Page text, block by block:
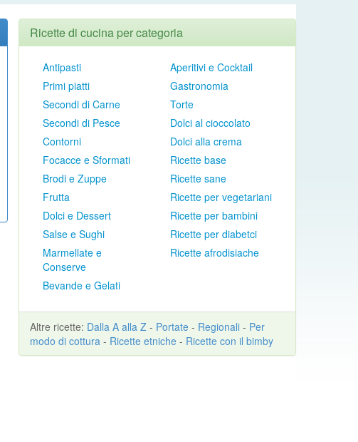
Ricette di cucina per categoria
Antipasti
Primi piatti
Secondi di Carne
Secondi di Pesce
Contorni
Focacce e Sformati
Brodi e Zuppe
Frutta
Dolci e Dessert
Salse e Sughi
Marmellate e
Conserve
Bevande e Gelati
Aperitivi e Cocktail
Gastronomia
Torte
Dolci al cioccolato
Dolci alla crema
Ricette base
Ricette sane
Ricette per vegetariani
Ricette per bambini
Ricette per diabetci
Ricette afrodisiache
Altre ricette: Dalla A alla Z - Portate - Regionali - Per
modo di cottura - Ricette etniche - Ricette con il bimby